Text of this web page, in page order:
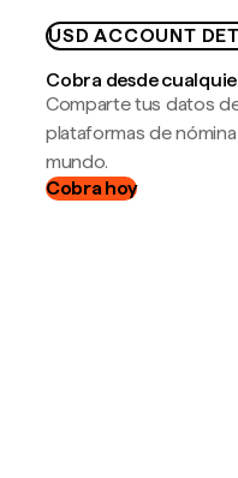
USD ACCOUNT
Cobra desde
Comparte tus datos
plataformas de
mundo.
Cobra hoy